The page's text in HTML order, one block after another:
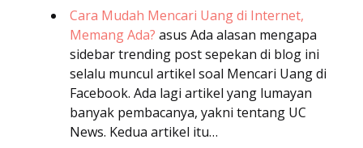
Cara Mudah Mencari Uang di Internet,
Memang Ada? asus Ada alasan mengapa
sidebar trending post sepekan di blog ini
selalu muncul artikel soal Mencari Uang di
Facebook. Ada lagi artikel yang lumayan
banyak pembacanya, yakni tentang UC
News. Kedua artikel itu…